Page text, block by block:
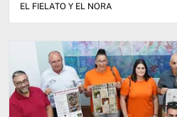
EL FIELATO Y EL NORA